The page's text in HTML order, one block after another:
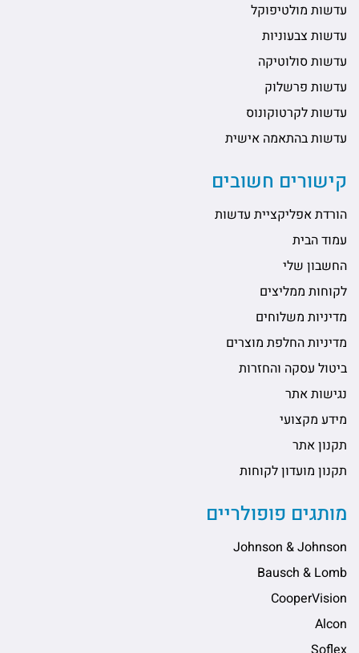
עדשות מולטיפוקל
עדשות צבעוניות
עדשות סולוטיקה
עדשות פרשלוק
עדשות לקרטוקונוס
עדשות בהתאמה אישית
קישורים חשובים
הורדת אפליקציית עדשות
עמוד הבית
החשבון שלי
לקוחות ממליצים
מדיניות משלוחים
מדיניות החלפת מוצרים
ביטול עסקה והחזרות
נגישות אתר
מידע מקצועי
תקנון אתר
תקנון מועדון לקוחות
מותגים פופולריים
Johnson & Johnson
Bausch & Lomb
CooperVision
Alcon